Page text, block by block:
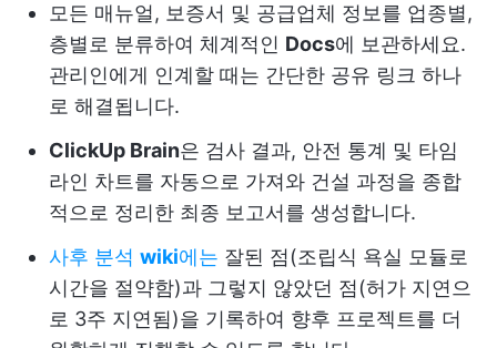
모든 매뉴얼, 보증서 및 공급업체 정보를 업종별,
층별로 분류하여 체계적인 Docs에 보관하세요.
관리인에게 인계할 때는 간단한 공유 링크 하나
로 해결됩니다.
ClickUp Brain은 검사 결과, 안전 통계 및 타임
라인 차트를 자동으로 가져와 건설 과정을 종합
적으로 정리한 최종 보고서를 생성합니다.
사후 분석 wiki에는 잘된 점(조립식 욕실 모듈로
시간을 절약함)과 그렇지 않았던 점(허가 지연으
로 3주 지연됨)을 기록하여 향후 프로젝트를 더